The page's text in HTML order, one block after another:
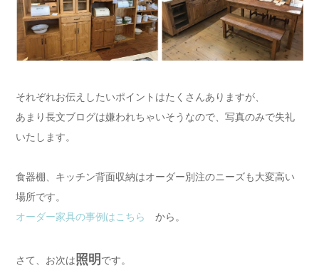
それぞれお伝えしたいポイントはたくさんありますが、
あまり長文ブログは嫌われちゃいそうなので、写真のみで失礼
いたします。
食器棚、キッチン背面収納はオーダー別注のニーズも大変高い
場所です。
オーダー家具の事例はこちら
から。
さて、お次は照明 です。